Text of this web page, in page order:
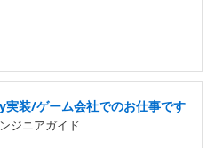
装/ゲーム会社でのお仕事です
ジニアガイド